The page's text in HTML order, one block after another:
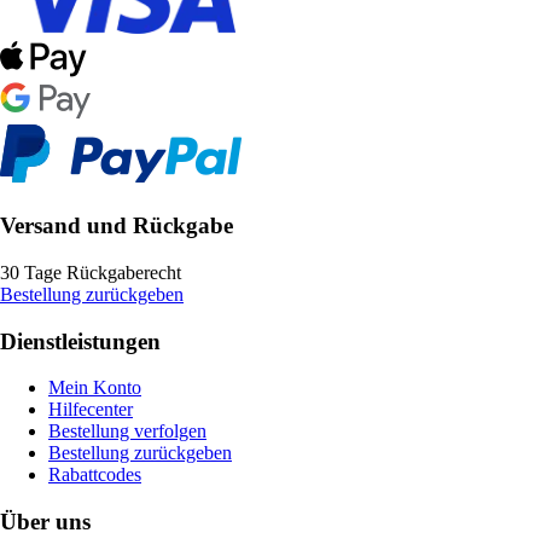
Versand und Rückgabe
30 Tage Rückgaberecht
Bestellung zurückgeben
Dienstleistungen
Mein Konto
Hilfecenter
Bestellung verfolgen
Bestellung zurückgeben
Rabattcodes
Über uns